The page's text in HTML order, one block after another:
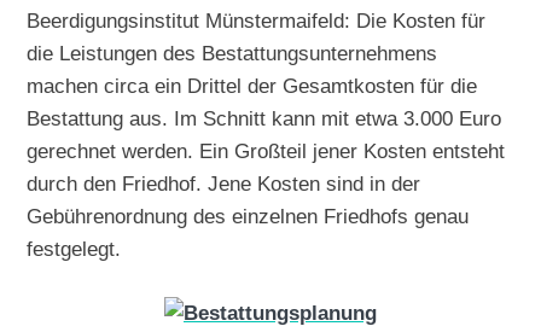
Beerdigungsinstitut Münstermaifeld: Die Kosten für
die Leistungen des Bestattungsunternehmens
machen circa ein Drittel der Gesamtkosten für die
Bestattung aus. Im Schnitt kann mit etwa 3.000 Euro
gerechnet werden. Ein Großteil jener Kosten entsteht
durch den Friedhof. Jene Kosten sind in der
Gebührenordnung des einzelnen Friedhofs genau
festgelegt.